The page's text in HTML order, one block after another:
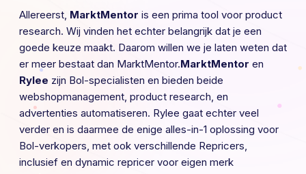
Allereerst, MarktMentor is een prima tool voor product
research. Wij vinden het echter belangrijk dat je een
goede keuze maakt. Daarom willen we je laten weten dat
er meer bestaat dan MarktMentor.MarktMentor en
Rylee zijn Bol-specialisten en bieden beide
webshopmanagement, product research, en
advertenties automatiseren. Rylee gaat echter veel
verder en is daarmee de enige alles-in-1 oplossing voor
Bol-verkopers, met ook verschillende Repricers,
inclusief en dynamic repricer voor eigen merk